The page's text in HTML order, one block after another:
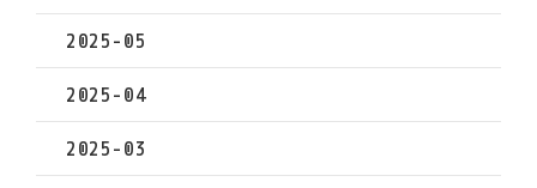
2025-05
2025-04
2025-03